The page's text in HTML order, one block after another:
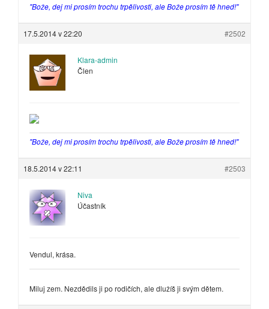
"Bože, dej mi prosím trochu trpělivosti, ale Bože prosím tě hned!"
17.5.2014 v 22:20 #2502
Klara-admin
Člen
"Bože, dej mi prosím trochu trpělivosti, ale Bože prosím tě hned!"
18.5.2014 v 22:11 #2503
Niva
Účastník
Vendul, krása.
Miluj zem. Nezdědils ji po rodičích, ale dlužíš ji svým dětem.